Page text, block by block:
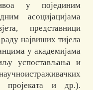
у појединим
асоцијацијама
представници
највиших тијела
у академијама
успостављања и
пројеката и др.).